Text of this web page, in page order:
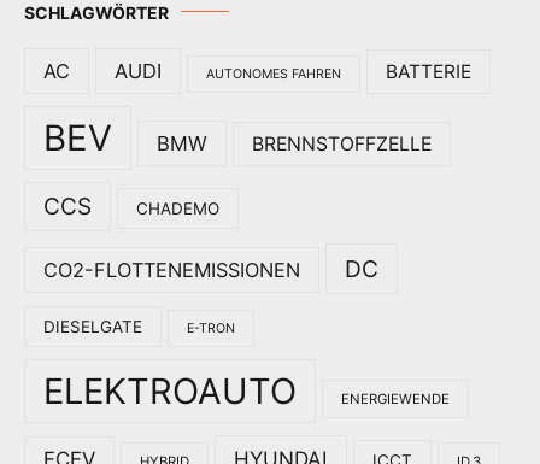
SCHLAGWÖRTER
AC AUDI AUTONOMES FAHREN BATTERIE
BEV BMW BRENNSTOFFZELLE
CCS CHADEMO
CO2-FLOTTENEMISSIONEN DC
DIESELGATE E-TRON
ELEKTROAUTO ENERGIEWENDE
FCEV HYUNDAI